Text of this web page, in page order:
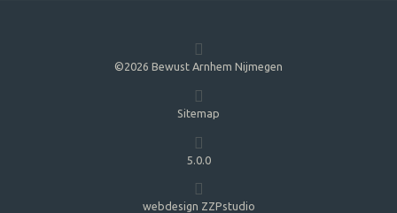
©2026 Bewust Arnhem Nijmegen
Sitemap
5.0.0
webdesign ZZPstudio